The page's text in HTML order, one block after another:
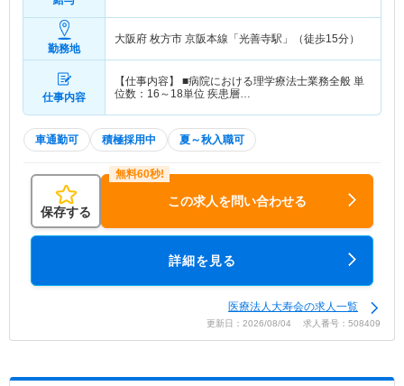
勤務地
大阪府 枚方市 京阪本線「光善寺駅」（徒歩15分）
仕事内容
【仕事内容】 ■病院における理学療法士業務全般 単
位数：16～18単位 疾患層…
車通勤可 積極採用中 夏～秋入職可
保存する
この求人を問い合わせる
詳細を見る
医療法人大寿会の求人一覧
更新日：2026/08/04 求人番号：508409